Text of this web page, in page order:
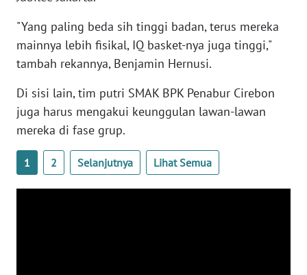
"Yang paling beda sih tinggi badan, terus mereka
mainnya lebih fisikal, IQ basket-nya juga tinggi,"
tambah rekannya, Benjamin Hernusi.
Di sisi lain, tim putri SMAK BPK Penabur Cirebon
juga harus mengakui keunggulan lawan-lawan
mereka di fase grup.
1 2 Selanjutnya Lihat Semua
WN
NTT
KEPRI
WN